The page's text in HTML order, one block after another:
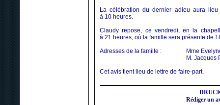
La célébration du dernier adieu aura
à 10 heures.
Claudy repose, ce vendredi, en la
à 21 heures, où la famille sera présente de
Adresses de la famille :
Mme
M. Jacques
Cet avis tient lieu de lettre de faire-part.
Rédiger un